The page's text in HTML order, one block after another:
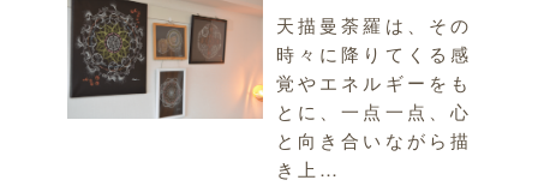
天描曼荼羅は、その
時々に降りてくる感
覚やエネルギーをも
とに、一点一点、心
と向き合いながら描
き上…